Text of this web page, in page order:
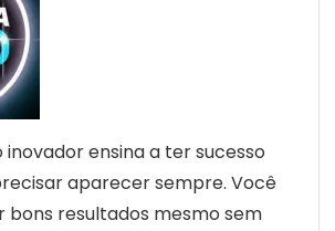
inovador ensina a ter sucesso
aparecer sempre. Você
bons resultados mesmo sem